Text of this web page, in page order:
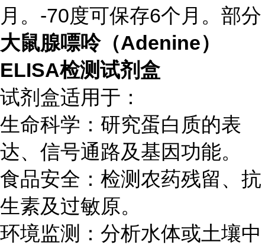
月。-70度可保存6个月。部分
大鼠腺嘌呤（Adenine）
ELISA检测试剂盒
试剂盒适用于：
生命科学：研究蛋白质的表
达、信号通路及基因功能。
食品安全：检测农药残留、抗
生素及过敏原。
环境监测：分析水体或土壤中